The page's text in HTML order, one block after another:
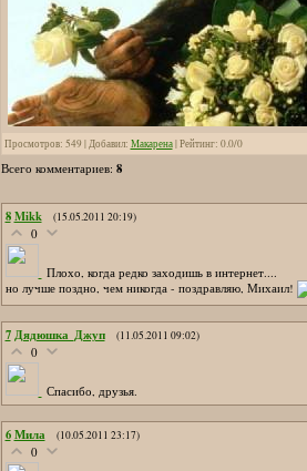
Просмотров: 549 |Добавил: Макарена|Рейтинг: 0.0/0
Всего комментариев: 8
8 Mikk (15.05.2011 20:19)
0
Плохо, когда редко заходишь в интернет....
но лучше поздно, чем никогда - поздравляю, Михаил!
7 Дядюшка_Джуп (11.05.2011 09:02)
0
Спасибо, друзья.
6 Мила (10.05.2011 23:17)
0